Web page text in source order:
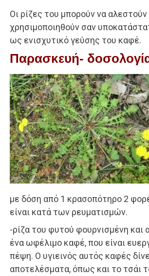
Οι ρίζες του μπορούν να αλεστούν
χρησιμοποιηθούν σαν
ως ενισχυτικό γεύσης του καφέ.
Παρασκευή-
με δόση από 1 κρασοπότηρο 2
είναι κατά των ρευματισμών.
-ρίζα του φυτού φουρνισμένη και
ένα ωφέλιμο καφέ, που είναι
πέψη. Ο υγιεινός αυτός καφές
αποτελέσματα, όπως και το τσάι